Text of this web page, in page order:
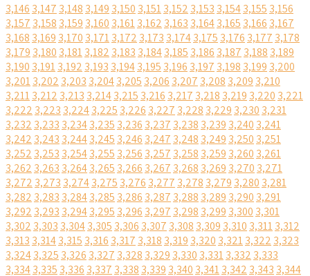
3,146 3,147 3,148 3,149 3,150 3,1513,152 3,153 3,1543,155 3,156
3,157 3,158 3,159 3,160 3,1613,162 3,163 3,1643,165 3,166 3,167
3,168 3,169 3,170 3,1713,172 3,173 3,1743,175 3,176 3,177 3,178
3,179 3,180 3,1813,182 3,183 3,1843,185 3,186 3,187 3,188 3,189
3,190 3,1913,192 3,193 3,1943,195 3,196 3,197 3,198 3,199 3,200
3,2013,202 3,203 3,2043,205 3,206 3,207 3,208 3,209 3,210
3,2113,212 3,213 3,2143,215 3,216 3,217 3,218 3,219 3,220 3,221
3,222 3,223 3,2243,225 3,226 3,227 3,228 3,229 3,230 3,231
3,232 3,233 3,2343,235 3,236 3,237 3,238 3,239 3,240 3,241
3,242 3,243 3,2443,245 3,246 3,247 3,248 3,249 3,250 3,251
3,252 3,253 3,2543,255 3,256 3,257 3,258 3,259 3,260 3,261
3,262 3,263 3,2643,265 3,266 3,267 3,268 3,269 3,270 3,271
3,272 3,273 3,2743,275 3,276 3,277 3,278 3,279 3,280 3,281
3,282 3,283 3,2843,285 3,286 3,287 3,288 3,289 3,290 3,291
3,292 3,293 3,2943,295 3,296 3,297 3,298 3,299 3,300 3,301
3,302 3,303 3,3043,305 3,306 3,307 3,308 3,309 3,310 3,3113,312
3,313 3,3143,315 3,316 3,317 3,318 3,319 3,320 3,3213,322 3,323
3,3243,325 3,326 3,327 3,328 3,329 3,330 3,3313,332 3,333
3,3343,335 3,336 3,337 3,338 3,339 3,340 3,3413,342 3,343 3,344